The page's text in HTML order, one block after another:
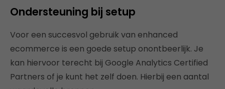
Ondersteuning bij setup
Voor een succesvol gebruik van enhanced
ecommerce is een goede setup onontbeerlijk. Je
kan hiervoor terecht bij Google Analytics Certified
Partners of je kunt het zelf doen. Hierbij een aantal